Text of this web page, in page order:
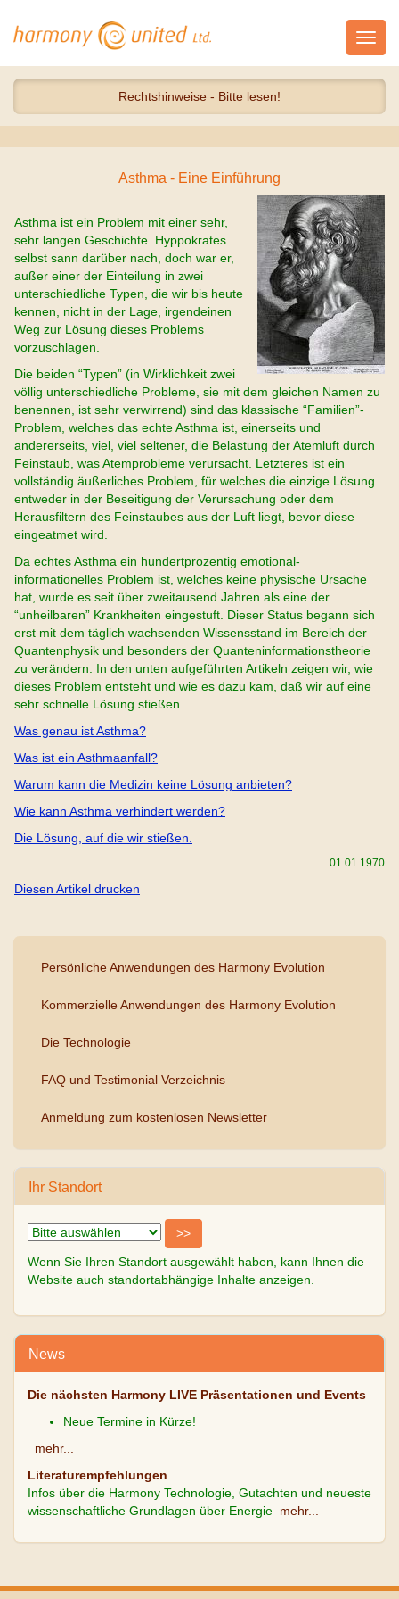
Rechtshinweise - Bitte lesen!
Asthma - Eine Einführung
Asthma ist ein Problem mit einer sehr,
sehr langen Geschichte. Hyppokrates
selbst sann darüber nach, doch war er,
außer einer der Einteilung in zwei
unterschiedliche Typen, die wir bis heute
kennen, nicht in der Lage, irgendeinen
Weg zur Lösung dieses Problems
vorzuschlagen.
Die beiden “Typen” (in Wirklichkeit zwei
völlig unterschiedliche Probleme, sie mit dem gleichen Namen zu
benennen, ist sehr verwirrend) sind das klassische “Familien”-
Problem, welches das echte Asthma ist, einerseits und
andererseits, viel, viel seltener, die Belastung der Atemluft durch
Feinstaub, was Atemprobleme verursacht. Letzteres ist ein
vollständig äußerliches Problem, für welches die einzige Lösung
entweder in der Beseitigung der Verursachung oder dem
Herausfiltern des Feinstaubes aus der Luft liegt, bevor diese
eingeatmet wird.
Da echtes Asthma ein hundertprozentig emotional-
informationelles Problem ist, welches keine physische Ursache
hat, wurde es seit über zweitausend Jahren als eine der
“unheilbaren” Krankheiten eingestuft. Dieser Status begann sich
erst mit dem täglich wachsenden Wissensstand im Bereich der
Quantenphysik und besonders der Quanteninformationstheorie
zu verändern. In den unten aufgeführten Artikeln zeigen wir, wie
dieses Problem entsteht und wie es dazu kam, daß wir auf eine
sehr schnelle Lösung stießen.
Was genau ist Asthma?
Was ist ein Asthmaanfall?
Warum kann die Medizin keine Lösung anbieten?
Wie kann Asthma verhindert werden?
Die Lösung, auf die wir stießen.
01.01.1970
Diesen Artikel drucken
Persönliche Anwendungen des Harmony Evolution
Kommerzielle Anwendungen des Harmony Evolution
Die Technologie
FAQ und Testimonial Verzeichnis
Anmeldung zum kostenlosen Newsletter
Ihr Standort
Wenn Sie Ihren Standort ausgewählt haben, kann Ihnen die
Website auch standortabhängige Inhalte anzeigen.
News
Die nächsten Harmony LIVE Präsentationen und Events
Neue Termine in Kürze!
mehr...
Literaturempfehlungen
Infos über die Harmony Technologie, Gutachten und neueste
wissenschaftliche Grundlagen über Energie mehr...